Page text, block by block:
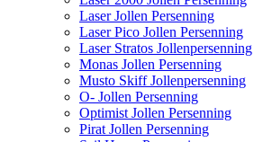
Laser Jollen Persenning
Laser Pico Jollen Persenning
Laser Stratos Jollenpersenning
Monas Jollen Persenning
Musto Skiff Jollenpersenning
O- Jollen Persenning
Optimist Jollen Persenning
Pirat Jollen Persenning